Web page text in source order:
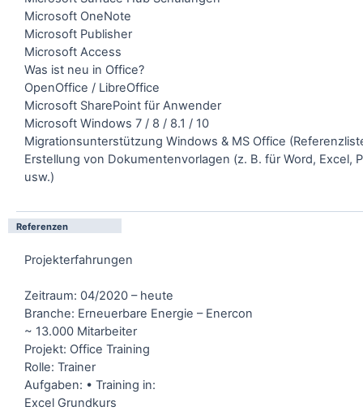
Microsoft OneNote
Microsoft Publisher
Microsoft Access
Was ist neu in Office?
OpenOffice / LibreOffice
Microsoft SharePoint für Anwender
Microsoft Windows 7 / 8 / 8.1 / 10
Migrationsunterstützung Windows & MS Office
Erstellung von Dokumentenvorlagen (z. B. für Word, Excel,
usw.)
Referenzen
Projekterfahrungen
Zeitraum: 04/2020 – heute
Branche: Erneuerbare Energie – Enercon
~ 13.000 Mitarbeiter
Projekt: Office Training
Rolle: Trainer
Aufgaben: • Training in:
Excel Grundkurs